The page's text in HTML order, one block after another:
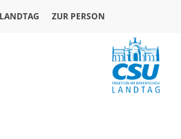
ZUR PERSON